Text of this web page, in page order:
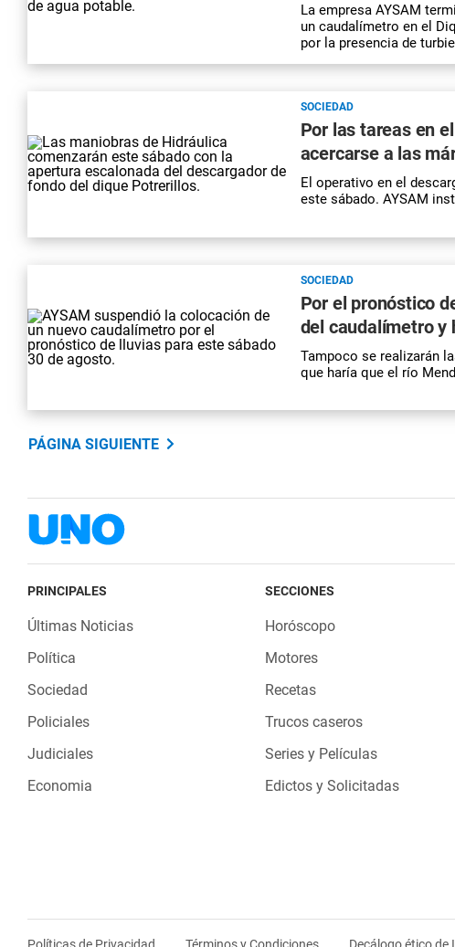
La empresa AYSAM
un caudalímetro en el
por la presencia de
SOCIEDAD
Por las tareas en
acercarse a las
El operativo en el
este sábado. AYSAM
SOCIEDAD
Por el pronóstico
del caudalímetro y
Tampoco se realizarán
que haría que el río
PÁGINA SIGUIENTE
PRINCIPALES
Últimas Noticias
Política
Sociedad
Policiales
Judiciales
Economia
SECCIONES
Horóscopo
Motores
Recetas
Trucos caseros
Series y Películas
Edictos y Solicitadas